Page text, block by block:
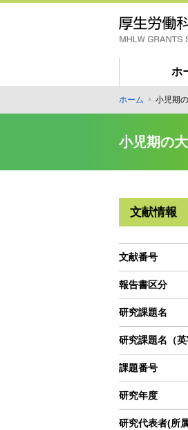
テ
名
ザ
ホ
ホーム 小児期
小児期の
文献情報
文献番号
報告書区分
研究課題名
研究課題名（英
課題番号
研究年度
研究代表者(所